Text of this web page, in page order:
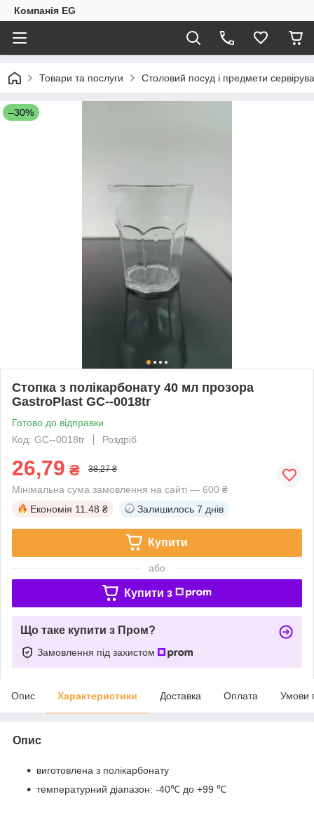
Компанія EG
Товари та послуги Столовий посуд і предмети
–30%
Стопка з полікарбонату 40 мл прозора
GastroPlast GC--0018tr
Готово до відправки
Код: GC--0018tr
Роздріб
26,79 ₴ 38,27 ₴
Мінімальна сума замовлення на сайті — 600 ₴
Економія 11.48 ₴ Залишилось 7 днів
Купити
або
Купити з
Що таке купити з Пром?
Замовлення під захистом
Опис Характеристики Доставка Оплата Умови
Опис
виготовлена з полікарбонату
температурний діапазон: -40℃ до +99 ℃